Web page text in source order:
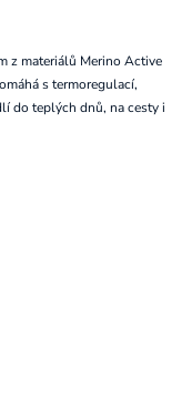
z materiálů Merino Active
s termoregulací,
do teplých dnů, na cesty i